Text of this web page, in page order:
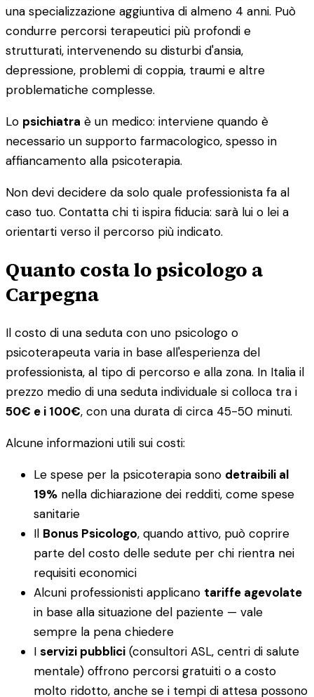
una specializzazione aggiuntiva di almeno 4 anni. Può
condurre percorsi terapeutici più profondi e
strutturati, intervenendo su disturbi d'ansia,
depressione, problemi di coppia, traumi e altre
problematiche complesse.
Lo psichiatra è un medico: interviene quando è
necessario un supporto farmacologico, spesso in
affiancamento alla psicoterapia.
Non devi decidere da solo quale professionista fa al
caso tuo. Contatta chi ti ispira fiducia: sarà lui o lei a
orientarti verso il percorso più indicato.
Quanto costa lo psicologo a
Carpegna
Il costo di una seduta con uno psicologo o
psicoterapeuta varia in base all'esperienza del
professionista, al tipo di percorso e alla zona. In Italia il
prezzo medio di una seduta individuale si colloca tra i
50€ e i 100€, con una durata di circa 45-50 minuti.
Alcune informazioni utili sui costi:
Le spese per la psicoterapia sono detraibili al
19% nella dichiarazione dei redditi, come spese
sanitarie
Il Bonus Psicologo, quando attivo, può coprire
parte del costo delle sedute per chi rientra nei
requisiti economici
Alcuni professionisti applicano tariffe agevolate
in base alla situazione del paziente — vale
sempre la pena chiedere
I servizi pubblici (consultori ASL, centri di salute
mentale) offrono percorsi gratuiti o a costo
molto ridotto, anche se i tempi di attesa possono